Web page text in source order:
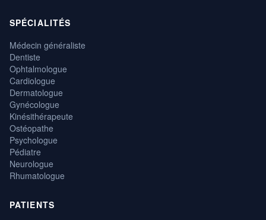
SPÉCIALITÉS
Médecin généraliste
Dentiste
Ophtalmologue
Cardiologue
Dermatologue
Gynécologue
Kinésithérapeute
Ostéopathe
Psychologue
Pédiatre
Neurologue
Rhumatologue
PATIENTS